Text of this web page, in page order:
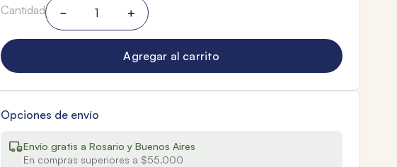
Cantidad ＋
－
Agregar al carrito
Opciones de envío
Envío gratis a Rosario y Buenos Aires
En compras superiores a $55.000